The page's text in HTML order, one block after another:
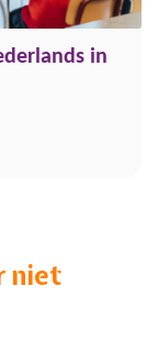
in
niet